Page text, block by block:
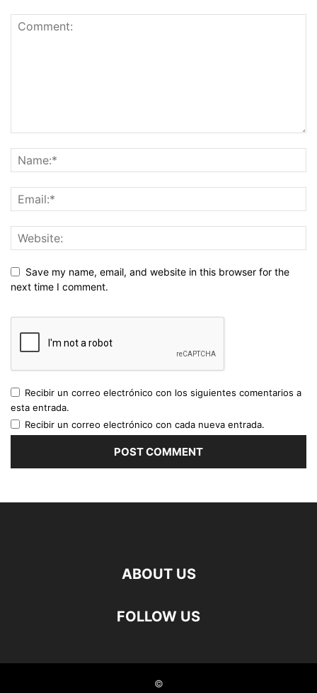
Save my name, email, and website in this browser for the
next time I comment.
Recibir un correo electrónico con los siguientes comentarios a
esta entrada.
Recibir un correo electrónico con cada nueva entrada.
ABOUT US
FOLLOW US
©